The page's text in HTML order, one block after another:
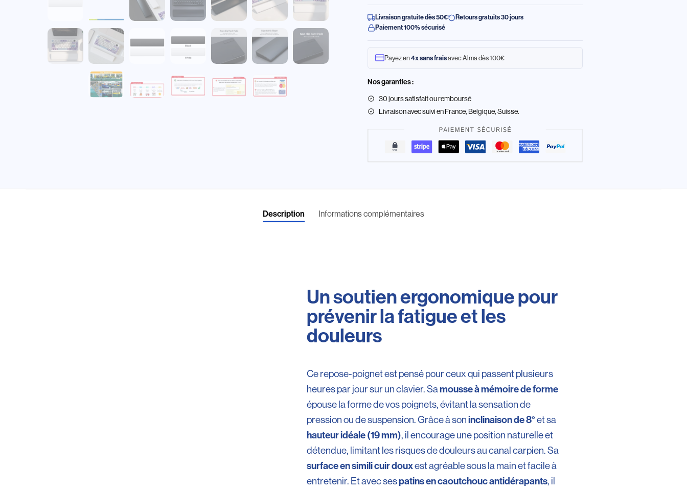
Livraison gratuite dès 50€
Retours gratuits 30 jours
Paiement 100% sécurisé
Payez en4x sans fraisavec Alma dès 100€
Nos garanties :
30 jours satisfait ou remboursé
Livraisonavec suivi en France, Belgique, Suisse.
Description Informations complémentaires
Un soutien ergonomique pour
prévenir la fatigue et les
douleurs
Ce repose-poignet est pensé pour ceux qui passent plusieurs
heures par jour sur un clavier. Samousse à mémoire de forme
épouse la forme de vos poignets, évitant la sensation de
pression ou de suspension. Grâce à soninclinaison de 8°et sa
hauteur idéale (19 mm), il encourage une position naturelle et
détendue, limitant les risques de douleurs au canal carpien. Sa
surface en simili cuir douxest agréable sous la main et facile à
entretenir. Et avec sespatins en caoutchouc antidérapants, il